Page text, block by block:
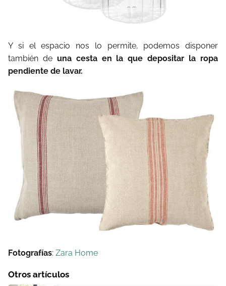
Y si el espacio nos lo permite, podemos disponer
también deuna cesta en la que depositar la ropa
pendiente de lavar.
Fotografías: Zara Home
Otros artículos